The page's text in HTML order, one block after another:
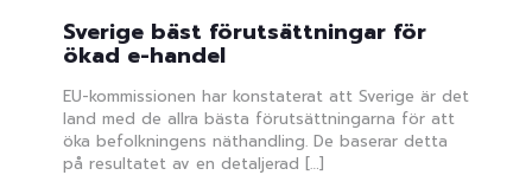
Sverige bäst förutsättningar för
ökad e-handel
EU-kommissionen har konstaterat att Sverige är det
land med de allra bästa förutsättningarna för att
öka befolkningens näthandling. De baserar detta
på resultatet av en detaljerad […]